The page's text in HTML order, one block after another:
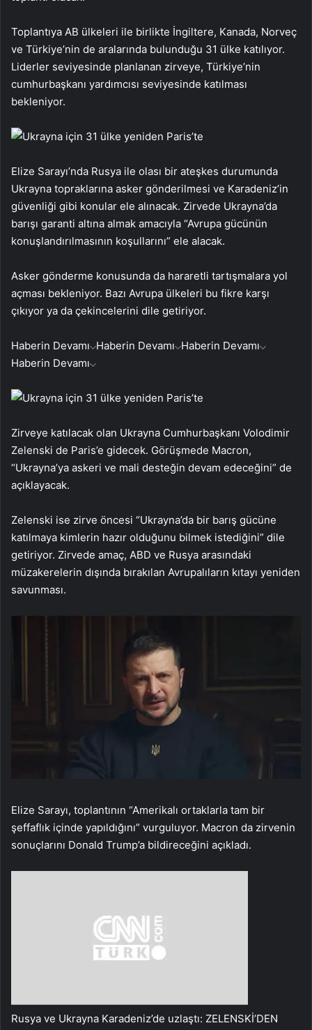
Toplantıya AB ülkeleri ile birlikte İngiltere, Kanada, Norveç
ve Türkiye’nin de aralarında bulunduğu 31 ülke katılıyor.
Liderler seviyesinde planlanan zirveye, Türkiye’nin
cumhurbaşkanı yardımcısı seviyesinde katılması
bekleniyor.
Elize Sarayı’nda Rusya ile olası bir ateşkes durumunda
Ukrayna topraklarına asker gönderilmesi ve Karadeniz’in
güvenliği gibi konular ele alınacak. Zirvede Ukrayna’da
barışı garanti altına almak amacıyla “Avrupa gücünün
konuşlandırılmasının koşullarını” ele alacak.
Asker gönderme konusunda da hararetli tartışmalara yol
açması bekleniyor. Bazı Avrupa ülkeleri bu fikre karşı
çıkıyor ya da çekincelerini dile getiriyor.
Haberin Devamı Haberin Devamı Haberin Devamı
Haberin Devamı
Zirveye katılacak olan Ukrayna Cumhurbaşkanı Volodimir
Zelenski de Paris’e gidecek. Görüşmede Macron,
“Ukrayna’ya askeri ve mali desteğin devam edeceğini” de
açıklayacak.
Zelenski ise zirve öncesi “Ukrayna’da bir barış gücüne
katılmaya kimlerin hazır olduğunu bilmek istediğini” dile
getiriyor. Zirvede amaç, ABD ve Rusya arasındaki
müzakerelerin dışında bırakılan Avrupalıların kıtayı yeniden
savunması.
Elize Sarayı, toplantının “Amerikalı ortaklarla tam bir
şeffaflık içinde yapıldığını” vurguluyor. Macron da zirvenin
sonuçlarını Donald Trump’a bildireceğini açıkladı.
Rusya ve Ukrayna Karadeniz’de uzlaştı: ZELENSKİ’DEN